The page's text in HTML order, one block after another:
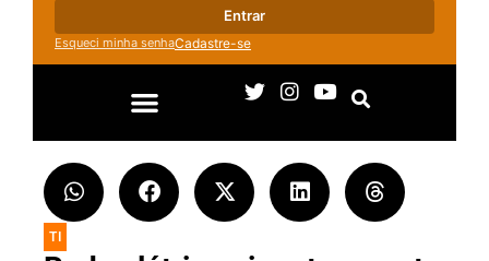
Entrar
Esqueci minha senhaCadastre-se
TI